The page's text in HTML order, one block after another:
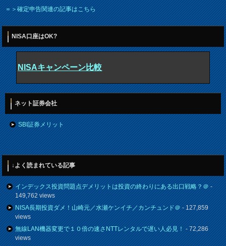
＝＞確定申告関連の記事はこちら
NISA口座はOK?
NISAキャンペーン比較
ネット証券会社
SBI証券メリット
↓よく読まれている記事
インデックス投資問題点デメリットは投資の終わりにある出口戦略？＠-
149,762 views
NISA長期投資ダメ！山崎元／水瀬ケンイチ／カンチュンド＠- 127,859
views
無線LAN機器変更で１０倍の速さNTTレンタルで遅い人必見！- 72,286
views